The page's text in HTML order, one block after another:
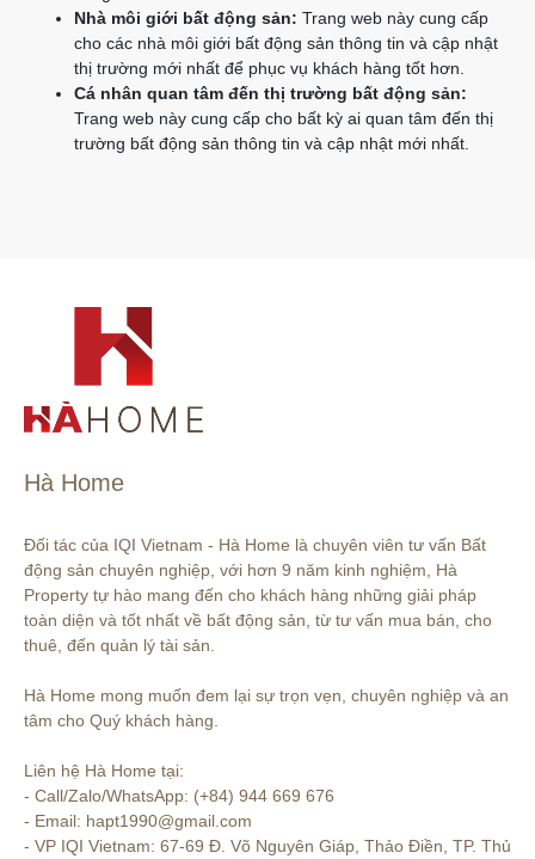
Nhà môi giới bất động sản: Trang web này cung cấp
cho các nhà môi giới bất động sản thông tin và cập nhật
thị trường mới nhất để phục vụ khách hàng tốt hơn.
Cá nhân quan tâm đến thị trường bất động sản:
Trang web này cung cấp cho bất kỳ ai quan tâm đến thị
trường bất động sản thông tin và cập nhật mới nhất.
Hà Home
Đối tác của IQI Vietnam - Hà Home là chuyên viên tư vấn Bất
động sản chuyên nghiệp, với hơn 9 năm kinh nghiệm, Hà
Property tự hào mang đến cho khách hàng những giải pháp
toàn diện và tốt nhất về bất động sản, từ tư vấn mua bán, cho
thuê, đến quản lý tài sản.
Hà Home mong muốn đem lại sự trọn vẹn, chuyên nghiệp và an
tâm cho Quý khách hàng.
Liên hệ Hà Home tại:
- Call/Zalo/WhatsApp: (+84) 944 669 676
- Email: hapt1990@gmail.com
- VP IQI Vietnam: 67-69 Đ. Võ Nguyên Giáp, Thảo Điền, TP. Thủ